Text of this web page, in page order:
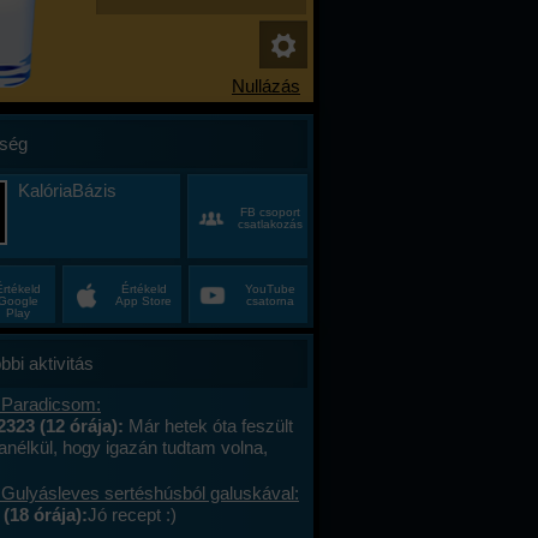
KalóriaBázis
FB csoport
csatlakozás
Play
Értékeld
App Store
YouTube
csatorna
aktivitás
(12 órája): Már hetek óta feszült
hogy igazán tudtam volna,
éveim közepén egyszer csak
minden, ami régen izgalmas
sertéshúsból galuskával:
órája):Jó recept :)